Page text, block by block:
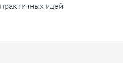
практичных идей